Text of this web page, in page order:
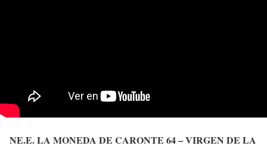
NE.E. LA MONEDA DE CARONTE 64 – VIRGEN DE LA